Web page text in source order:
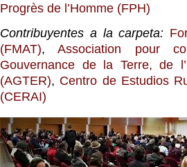
Progrès de l’Homme (FPH)
Contribuyentes a la carpeta:
(FMAT),Association pour
Gouvernance de la Terre, de
(AGTER), Centro de Estudios
(CERAI)